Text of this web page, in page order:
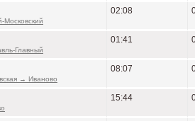
Московский
02:08
Главный
01:41
→ Иваново
08:07
15:44